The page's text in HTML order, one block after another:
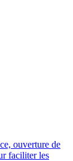
ouverture de
faciliter les